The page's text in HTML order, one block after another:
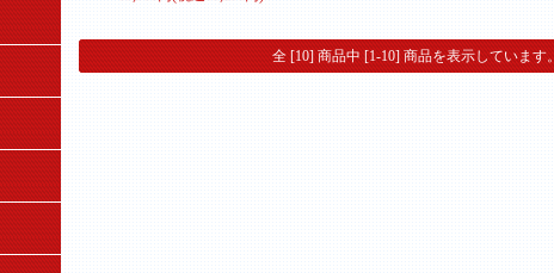
全 [10] 商品中 [1-10] 商品を表示しています。